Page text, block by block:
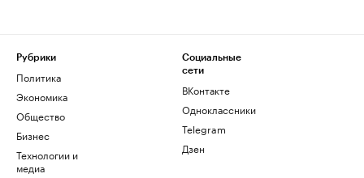
Рубрики
Политика
Экономика
Общество
Бизнес
Технологии и
медиа
Социальные
сети
ВКонтакте
Одноклассники
Telegram
Дзен